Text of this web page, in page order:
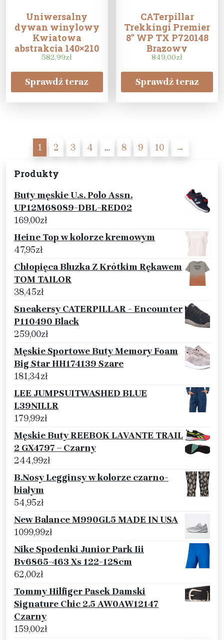
Uniwersalny
dywan winylowy
Kwiatowa
abstrakcja 140×210
cm
582,99zł
Sprawdź teraz
CATerpillar
Trekkingi Premier
8″ WP TX P720148
Brązowy
849,00zł
Sprawdź teraz
1 2 3 4 … 8 9 10 →
Produkty
Buty męskie U.s. Polo Assn.
UP12M68089-DBL-RED02
169,00zł
Heine Top w kolorze kremowym
47,95zł
Chłopięca Bluzka Z Krótkim Rękawem
TOM TAILOR
38,45zł
Sneakersy CATERPILLAR - Encounter
P110490 Black
259,00zł
Męskie Sportowe Buty Memory Foam
Big Star HH174139 Szare
181,34zł
LEE JUMPSUITWASHED BLUE
L39NILLR
179,99zł
Męskie Buty REEBOK LAVANTE TRAIL
2 GX4797 – Czarny
244,99zł
B.Nosy Legginsy w kolorze czarno-
białym
54,95zł
New Balance M990GL5 MADE IN USA
1099,99zł
Nike Spodenki Junior Park Iii
Bv6865-463 Xs 122-128cm
62,00zł
Tommy Hilfiger Pasek Damski
Signature Chic 2.5 AW0AW12147
Czarny
159,00zł